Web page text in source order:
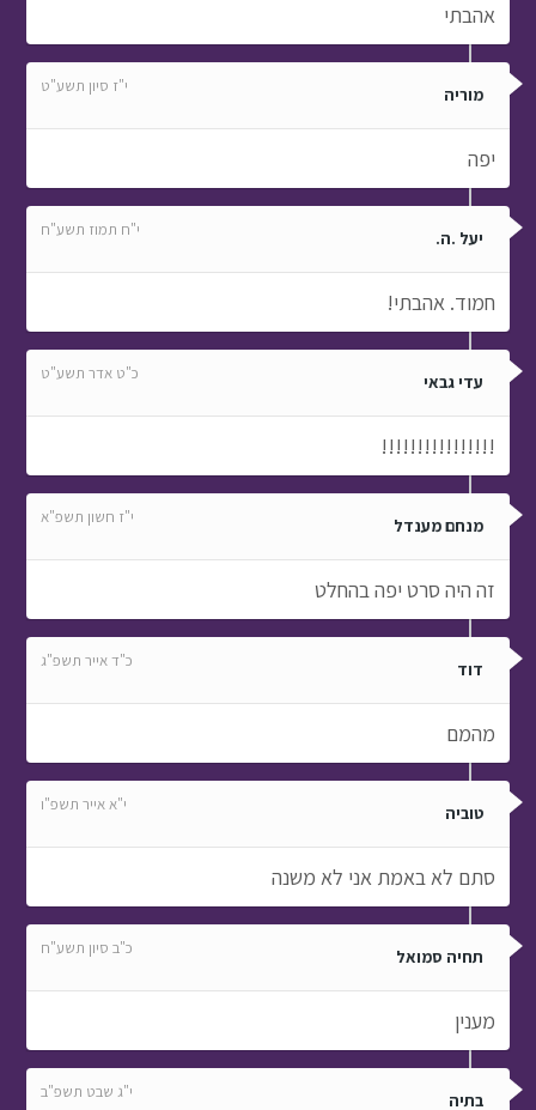
אהבתי
מוריה י"ז סיון תשע"ט
יפה
יעל .ה. י"ח תמוז תשע"ח
חמוד. אהבתי!
עדי גבאי כ"ט אדר תשע"ט
!!!!!!!!!!!!!!!!
מנחם מענדל י"ז חשון תשפ"א
זה היה סרט יפה בהחלט
דוד כ"ד אייר תשפ"ג
מהמם
טוביה י"א אייר תשפ"ו
סתם לא באמת אני לא משנה
תחיה סמואל כ"ב סיון תשע"ח
מענין
בתיה י"ג שבט תשפ"ב